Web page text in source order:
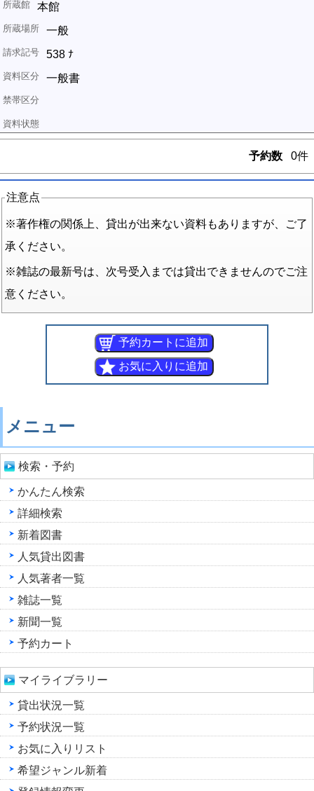
本館
一般
538 ﾅ
一般書
予約数 0件
注意点
※著作権の関係上、貸出が出来ない資料もありますが、ご了
承ください。
※雑誌の最新号は、次号受入までは貸出できませんのでご注
意ください。
メニュー
検索・予約
かんたん検索
詳細検索
新着図書
人気貸出図書
人気著者一覧
雑誌一覧
新聞一覧
予約カート
マイライブラリー
貸出状況一覧
予約状況一覧
お気に入りリスト
希望ジャンル新着